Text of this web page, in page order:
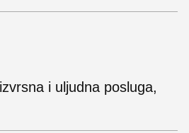
i uljudna posluga,